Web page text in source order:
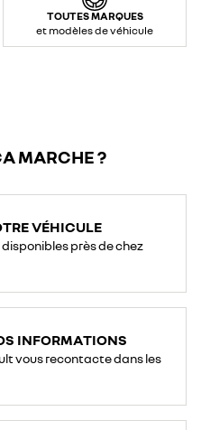
TOUTES MARQUES
et modèles de véhicule
MARCHE ?
VÉHICULE
près de chez
INFORMATIONS
vous recontacte dans les